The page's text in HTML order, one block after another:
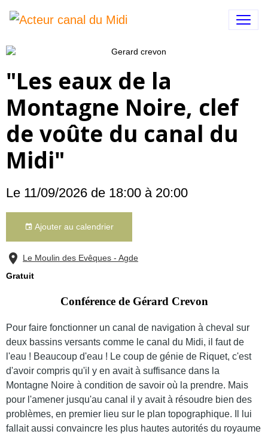
"Les eaux de la
Montagne Noire, clef
de voûte du canal du
Midi"
Le 11/09/2026 de 18:00 à 20:00
Ajouter au calendrier
Le Moulin des Evêques - Agde
Gratuit
Conférence de Gérard Crevon
Pour faire fonctionner un canal de navigation à cheval sur
deux bassins versants comme le canal du Midi, il faut de
l'eau ! Beaucoup d'eau ! Le coup de génie de Riquet, c'est
d'avoir compris qu'il y en avait à suffisance dans la
Montagne Noire à condition de savoir où la prendre. Mais
pour l'amener jusqu'au canal il y avait à résoudre bien des
problèmes, en premier lieu sur le plan topographique. Il lui
fallait aussi convaincre les plus hautes autorités du royaume